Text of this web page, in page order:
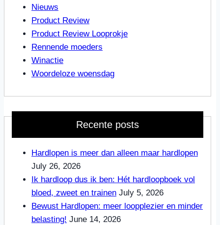
Nieuws
Product Review
Product Review Looprokje
Rennende moeders
Winactie
Woordeloze woensdag
Recente posts
Hardlopen is meer dan alleen maar hardlopen
July 26, 2026
Ik hardloop dus ik ben: Hét hardloopboek vol
bloed, zweet en trainen July 5, 2026
Bewust Hardlopen: meer loopplezier en minder
belasting! June 14, 2026